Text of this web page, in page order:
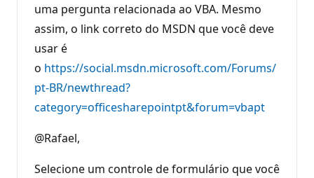
uma pergunta relacionada ao VBA. Mesmo
assim, o link correto do MSDN que você deve
usar é
o https://social.msdn.microsoft.com/Forums/
pt-BR/newthread?
category=officesharepointpt&forum=vbapt
@Rafael,
Selecione um controle de formulário que você